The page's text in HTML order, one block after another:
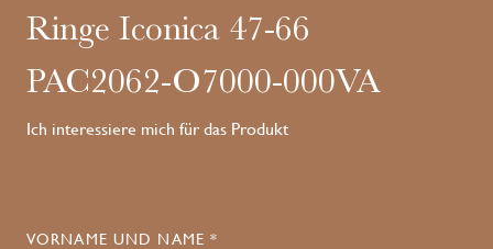
Ringe Iconica 47-66
PAC2062-O7000-000VA
Ich interessiere mich für das Produkt
VORNAME UND NAME *